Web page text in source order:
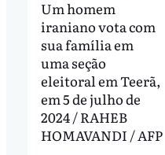
Um homem
iraniano vota com
sua família em
uma seção
eleitoral em Teerã,
em 5 de julho de
2024 / RAHEB
HOMAVANDI / AFP